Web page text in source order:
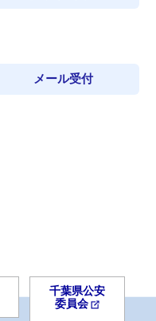
メール受付
千葉県公安
委員会